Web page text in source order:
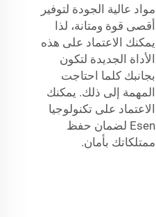
مواد عالية الجودة لتوفير
أقصى قوة ومتانة، لذا
يمكنك الاعتماد على هذه
الأداة الجديدة لتكون
بجانبك كلما احتاجت
المهمة إلى ذلك. يمكنك
الاعتماد على تكنولوجيا
Esen لضمان حفظ
ممتلكاتك بأمان.